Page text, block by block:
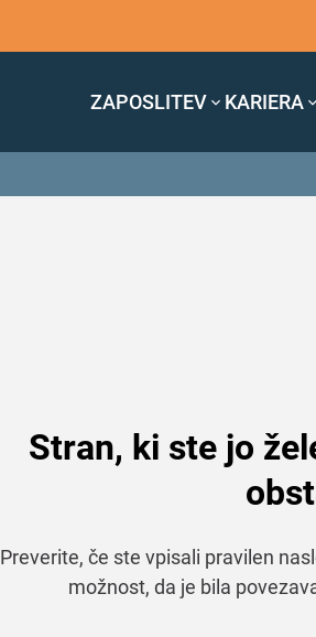
ZAPOSLITEV KARIERA
Stran, ki ste jo
Preverite, če ste vpisali pravilen
možnost, da je bila